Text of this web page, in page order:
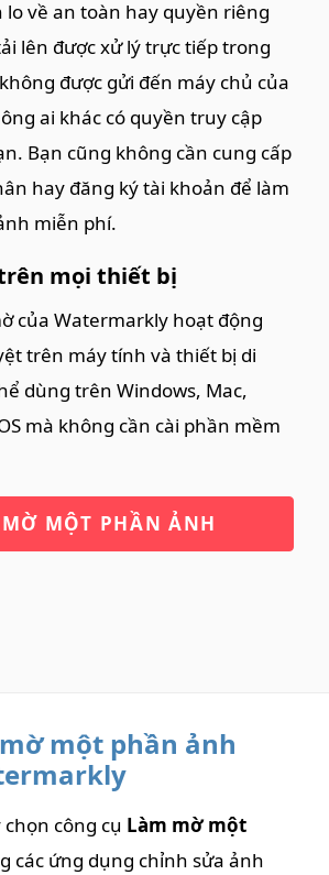
lo về an toàn hay quyền riêng
lên được xử lý trực tiếp trong
được gửi đến máy chủ của
ai khác có quyền truy cập
Bạn cũng không cần cung cấp
hay đăng ký tài khoản để làm
miễn phí.
mọi thiết bị
của Watermarkly hoạt động
trên máy tính và thiết bị di
dùng trên Windows, Mac,
mà không cần cài phần mềm
MỘT PHẦN ẢNH
một phần ảnh
công cụ Làm mờ một
các ứng dụng chỉnh sửa ảnh